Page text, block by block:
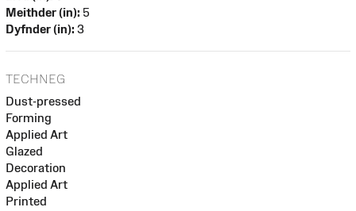
Meithder (in): 5
Dyfnder (in): 3
TECHNEG
Dust-pressed
Forming
Applied Art
Glazed
Decoration
Applied Art
Printed